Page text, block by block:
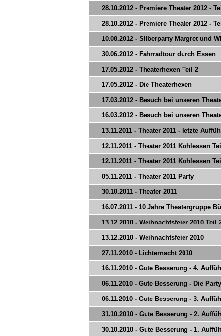
28.10.2012 - Premiere Theater 2012 -
28.10.2012 - Premiere Theater 2012 -
10.08.2012 - Silberparty Margret und
30.06.2012 - Fahrradtour durch Essen
17.05.2012 - Theaterhexen Teil 2
17.05.2012 - Die Theaterhexen
17.03.2012 - Besuch bei unseren
16.03.2012 - Besuch bei unseren
13.11.2011 - Theater 2011 - letzte
12.11.2011 - Theater 2011 Kohlessen
12.11.2011 - Theater 2011 Kohlessen
05.11.2011 - Theater 2011 Party
30.10.2011 - Theater 2011
16.07.2011 - 10 Jahre Theatergruppe
13.12.2010 - Weihnachtsfeier 2010 Teil
13.12.2010 - Weihnachtsfeier 2010
27.11.2010 - Lichternacht 2010
16.11.2010 - Gute Besserung - 4.
06.11.2010 - Gute Besserung - Die Party
06.11.2010 - Gute Besserung - 3.
31.10.2010 - Gute Besserung - 2.
30.10.2010 - Gute Besserung - 1.